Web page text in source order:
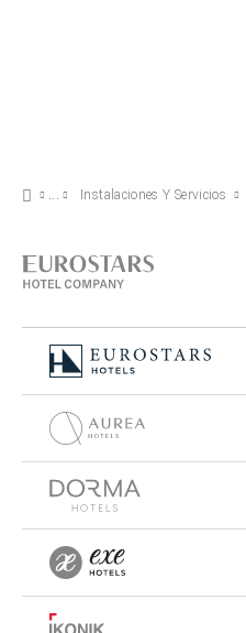
Instalaciones Y Servicios